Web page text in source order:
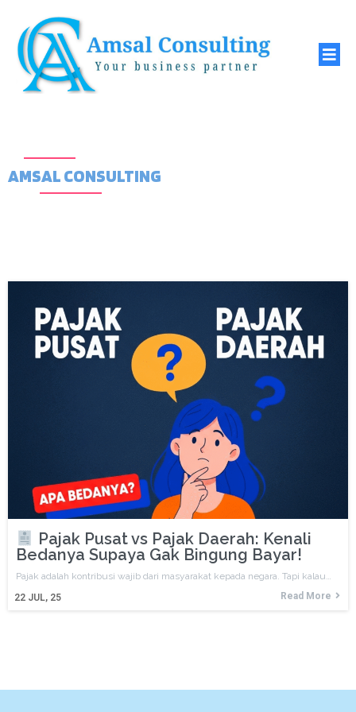
AMSAL CONSULTING
Pajak Pusat vs Pajak Daerah: Kenali
Bedanya Supaya Gak Bingung Bayar!
22 JUL, 25
Pajak adalah kontribusi wajib dari masyarakat kepada negara. Tapi kalau…
Read More